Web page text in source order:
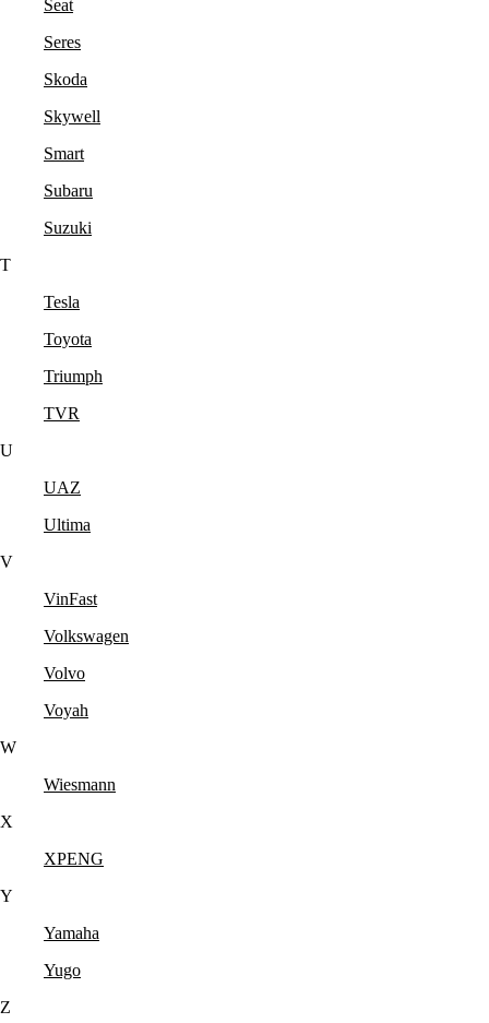
Seat
Seres
Skoda
Skywell
Smart
Subaru
Suzuki
T
Tesla
Toyota
Triumph
TVR
U
UAZ
Ultima
V
VinFast
Volkswagen
Volvo
Voyah
W
Wiesmann
X
XPENG
Y
Yamaha
Yugo
Z